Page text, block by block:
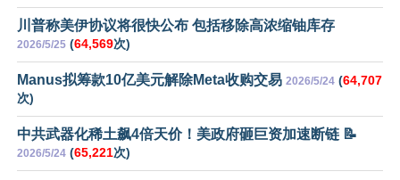
川普称美伊协议将很快公布 包括移除高浓缩铀库存
2026/5/25 (64,569次)
Manus拟筹款10亿美元解除Meta收购交易 2026/5/24 (64,707
次)
中共武器化稀土飙4倍天价！美政府砸巨资加速断链 📝
2026/5/24 (65,221次)